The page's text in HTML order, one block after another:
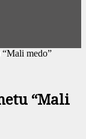
medo”
“Mali